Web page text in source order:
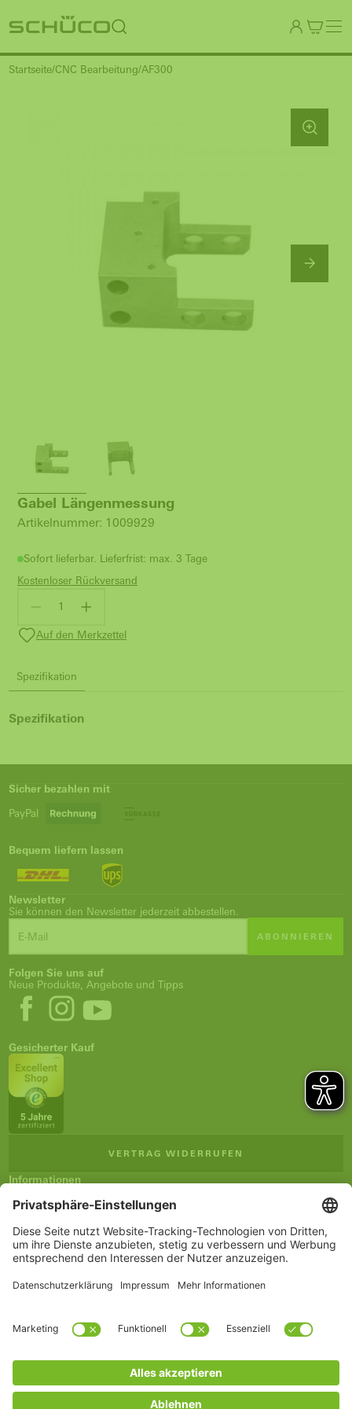
Startseite CNC Bearbeitung AF300
Gabel Längenmessung
Artikelnummer: 1009929
Sofort lieferbar. Lieferfrist: max. 3 Tage
Kostenloser Rückversand
Auf den Merkzettel
Spezifikation
Spezifikation
Sicher bezahlen mit
PayPal
Bequem liefern lassen
Newsletter
Sie können den Newsletter jederzeit abbestellen.
ABONNIEREN
Folgen Sie uns auf
Neue Produkte, Angebote und Tipps
Gesicherter Kauf
VERTRAG WIDERRUFEN
Informationen
Verkaufsbedingungen (AGB)
Versand und Zahlung
Newsletter
Service
Warenkorb
Merkzettel
shop@schueco.com
Kategorien
Sägen
CNC Bearbeitung